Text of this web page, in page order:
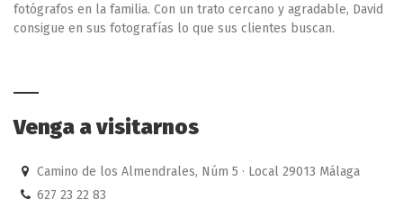
fotógrafos en la familia. Con un trato cercano y agradable, David
consigue en sus fotografías lo que sus clientes buscan.
Venga a visitarnos
Camino de los Almendrales, Núm 5 · Local 29013 Málaga
627 23 22 83